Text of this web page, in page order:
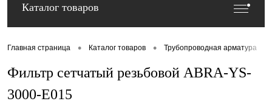
Каталог товаров
Главная страница • Каталог товаров • Трубопроводная арматура
Фильтр сетчатый резьбовой ABRA-YS-
3000-E015